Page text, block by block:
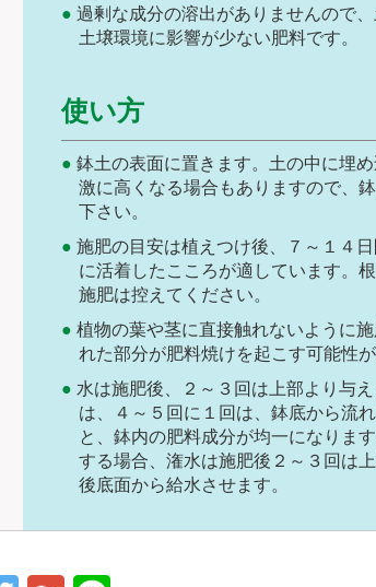
過剰な成分の溶出がありませんので、
土壌環境に影響が少ない肥料です。
使い方
鉢土の表面に置きます。土の中に埋
激に高くなる場合もありますので、
下さい。
施肥の目安は植えつけ後、７～１４
に活着したこころが適しています。
施肥は控えてください。
植物の葉や茎に直接触れないように
れた部分が肥料焼けを起こす可能性が
水は施肥後、２～３回は上部より与
は、４～５回に１回は、鉢底から流
と、鉢内の肥料成分が均一になりま
する場合、潅水は施肥後２～３回は
後底面から給水させます。